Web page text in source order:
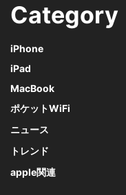
Category
iPhone
iPad
MacBook
ポケットWiFi
ニュース
トレンド
apple関連